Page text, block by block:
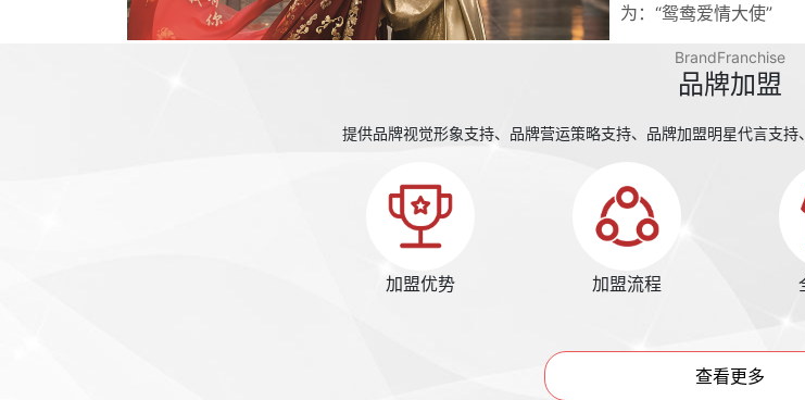
为：“鸳鸯爱情大使”
BrandFranchise
品牌加盟
提供品牌视觉形象支持、品牌营运策略支持、品牌加盟明星代言支持
加盟优势 加盟流程
查看更多